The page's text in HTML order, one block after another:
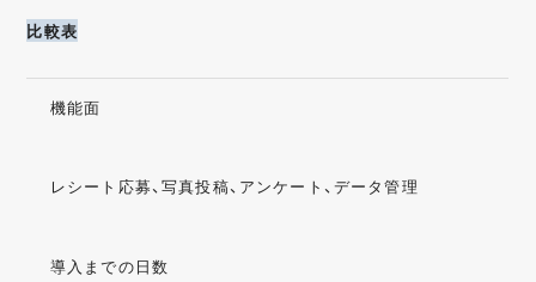
比較表
機能面
レシート応募、写真投稿、アンケート、データ管理
導入までの日数